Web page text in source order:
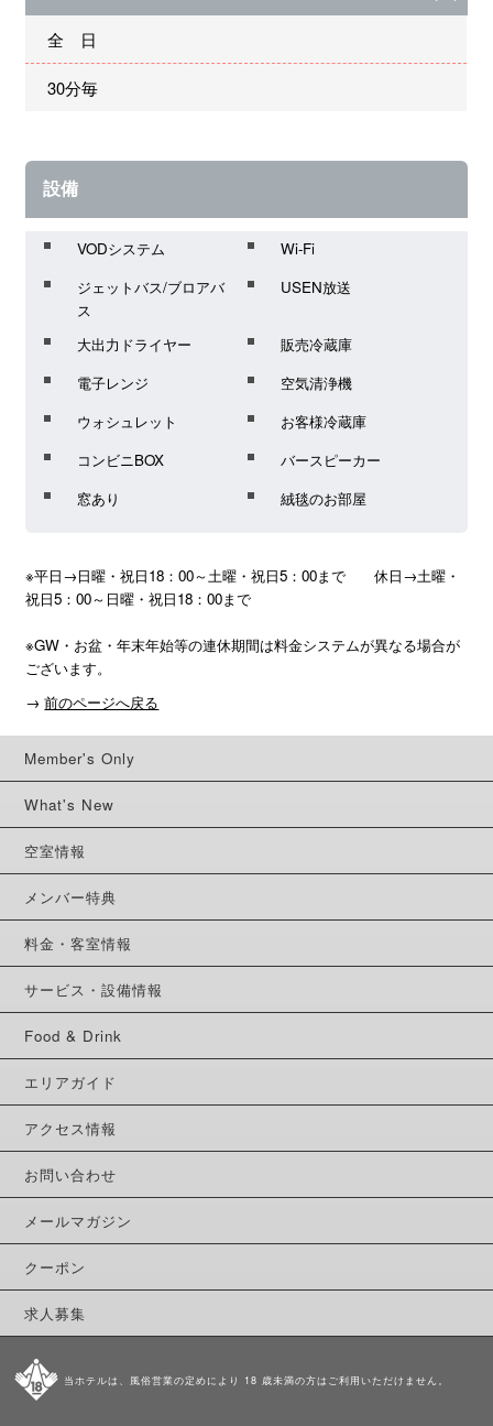
全 日
30分毎
設備
VODシステム
Wi-Fi
ジェットバス/ブロアバ
ス
USEN放送
大出力ドライヤー
販売冷蔵庫
電子レンジ
空気清浄機
ウォシュレット
お客様冷蔵庫
コンビニBOX
バースピーカー
窓あり
絨毯のお部屋
※平日→日曜・祝日18：00～土曜・祝日5：00まで　　休日→土曜・
祝日5：00～日曜・祝日18：00まで
※GW・お盆・年末年始等の連休期間は料金システムが異なる場合が
ございます。
→ 前のページへ戻る
Member's Only
What's New
空室情報
メンバー特典
料金・客室情報
サービス・設備情報
Food & Drink
エリアガイド
アクセス情報
お問い合わせ
メールマガジン
クーポン
求人募集
当ホテルは、風俗営業の定めにより 18 歳未満の方はご利用いただけません。